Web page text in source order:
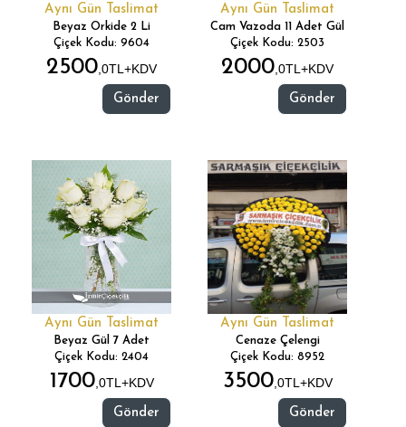
Aynı Gün Taslimat
Beyaz Orkide 2 Li
Çiçek Kodu: 9604
2500,0TL+KDV
Gönder
Aynı Gün Taslimat
Cam Vazoda 11 Adet Gül
Çiçek Kodu: 2503
2000,0TL+KDV
Gönder
Aynı Gün Taslimat
Beyaz Gül 7 Adet
Çiçek Kodu: 2404
1700,0TL+KDV
Gönder
Aynı Gün Taslimat
Cenaze Çelengi
Çiçek Kodu: 8952
3500,0TL+KDV
Gönder